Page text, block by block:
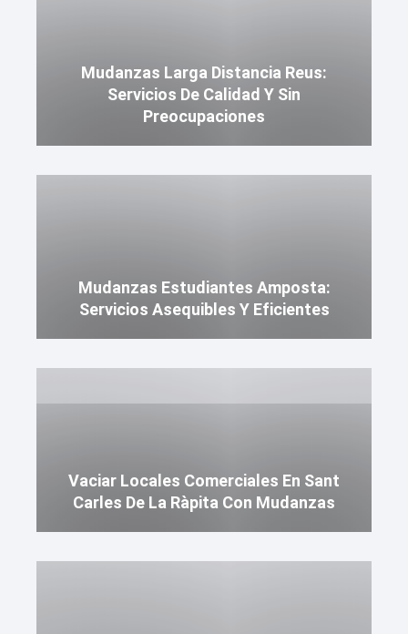
Mudanzas Larga Distancia Reus:
Servicios De Calidad Y Sin
Preocupaciones
Mudanzas Estudiantes Amposta:
Servicios Asequibles Y Eficientes
Vaciar Locales Comerciales En Sant
Carles De La Ràpita Con Mudanzas